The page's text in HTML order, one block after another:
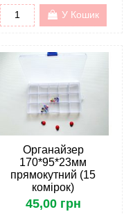
У Кошик
Органайзер
170*95*23мм
прямокутний (15
комірок)
45,00 грн